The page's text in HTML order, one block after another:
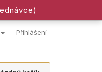
Přihlášení